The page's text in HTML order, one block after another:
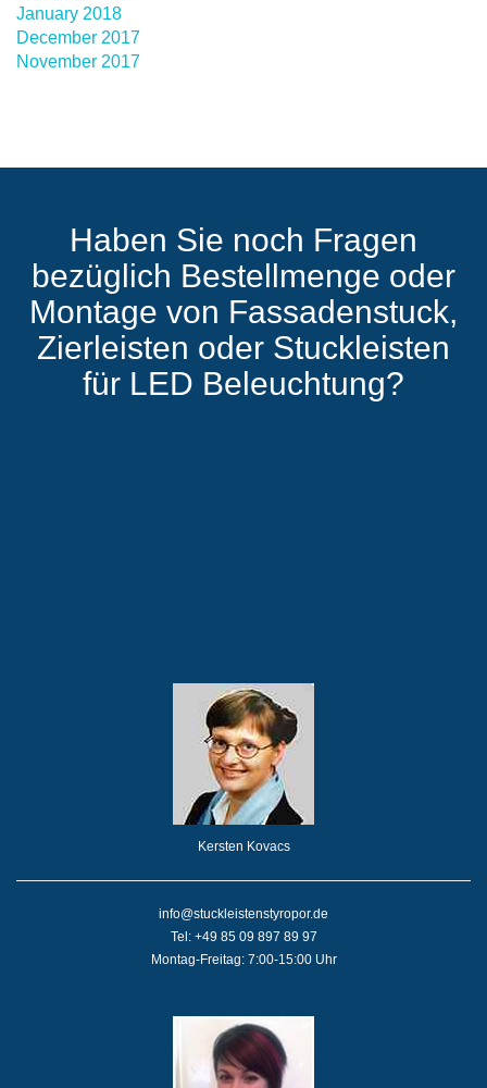
January 2018
December 2017
November 2017
Haben Sie noch Fragen
bezüglich Bestellmenge oder
Montage von Fassadenstuck,
Zierleisten oder Stuckleisten
für LED Beleuchtung?
Kersten Kovacs
info@stuckleistenstyropor.de
Tel: +49 85 09 897 89 97
Montag-Freitag: 7:00-15:00 Uhr